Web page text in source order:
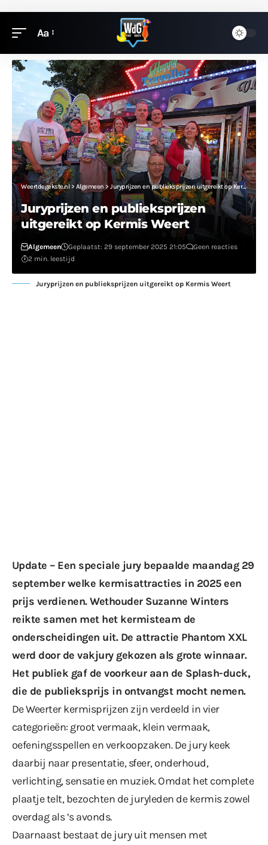
Aa
Weertdegekste.nl>Algemeen> Juryprijzen en publieksprijzen uitgereikt op Kermis Weert
Juryprijzen en publieksprijzen
uitgereikt op Kermis Weert
Algemeen Geplaatst: 29 september 2025 21:05
Geen reacties
2 min. leestijd
Juryprijzen en publieksprijzen uitgereikt op Kermis Weert
Update – Een speciale jury bepaalde maandag 29
september welke kermisattracties in 2025 een
prijs verdienen. Wethouder Suzanne Winters
reikte samen met het kermisteam de
onderscheidingen uit. De attractie Phantom XXL
werd door de vakjury gekozen als grote winnaar.
Het publiek gaf de voorkeur aan de Splash-duck,
die de publieksprijs in ontvangst mocht nemen.
De Weerter kermisprijzen zijn verdeeld in vier
categorieën: groot vermaak, klein vermaak,
oefeningsspellen en verkoopzaken. De jury keek
daarbij naar presentatie, sfeer, onderhoud,
verlichting, sensatie en muziek. Omdat het complete
plaatje telt, bezochten de juryleden de kermis zowel
overdag als ’s avonds.
Daarnaast bestaat de jury uit mensen met